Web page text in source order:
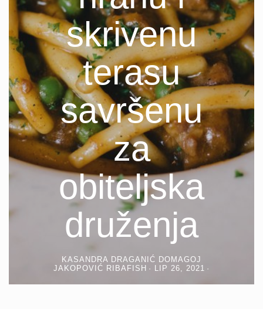
skrivenu
terasu
savršenu
za
obiteljska
druženja
KASANDRA DRAGANIĆ DOMAGOJ
JAKOPOVIĆ RIBAFISH
LIP 26, 2021